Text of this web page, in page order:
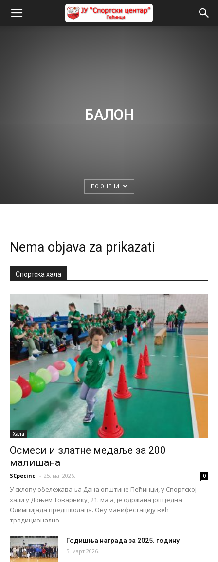
БАЛОН
ПО ОЦЕНИ
Nema objava za prikazati
Спортска хала
Хала
Осмеси и златне медаље за 200
малишана
SCpecinci - 25. мај 2026. 0
У склопу обележавања Дана општине Пећинци, у Спортској
хали у Доњем Товарнику, 21. маја, је одржана још једна
Олимпијада предшколаца. Ову манифестацију већ
традиционално...
Годишња награда за 2025. годину
5. март 2026.